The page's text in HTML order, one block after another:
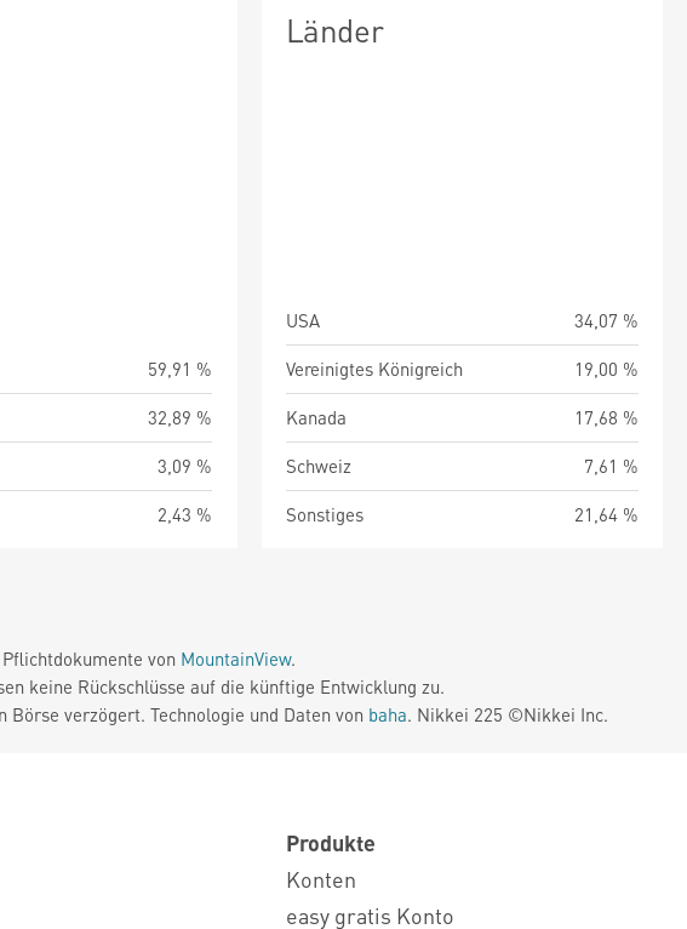
59,91 %
32,89 %
3,09 %
2,43 %
Länder
USA
34,07 %
Vereinigtes Königreich
19,00 %
Kanada
17,68 %
Schweiz
7,61 %
Sonstiges
21,64 %
von MountainView.
keine Rückschlüsse auf die künftige Entwicklung zu.
verzögert. Technologie und Daten von baha. Nikkei 225 ©Nikkei Inc.
Produkte
Konten
easy gratis Konto